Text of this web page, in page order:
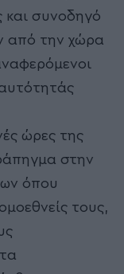
και συνοδηγό
από την χώρα
ώρες της
στην
όπου
τους,